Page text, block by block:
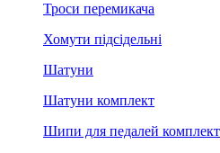
Троси перемикача
Хомути підсідельні
Шатуни
Шатуни комплект
Шипи для педалей комплект